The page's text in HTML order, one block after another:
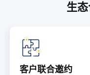
生
客户联合邀约